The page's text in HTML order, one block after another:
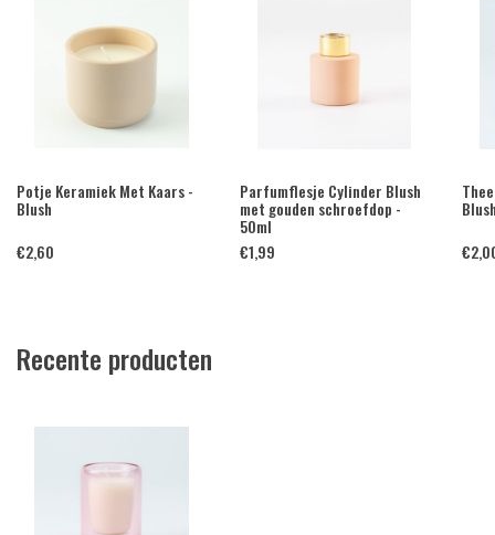
Potje Keramiek Met Kaars -
Blush
€2,60
Parfumflesje Cylinder Blush
met gouden schroefdop -
50ml
€1,99
€
Recente producten